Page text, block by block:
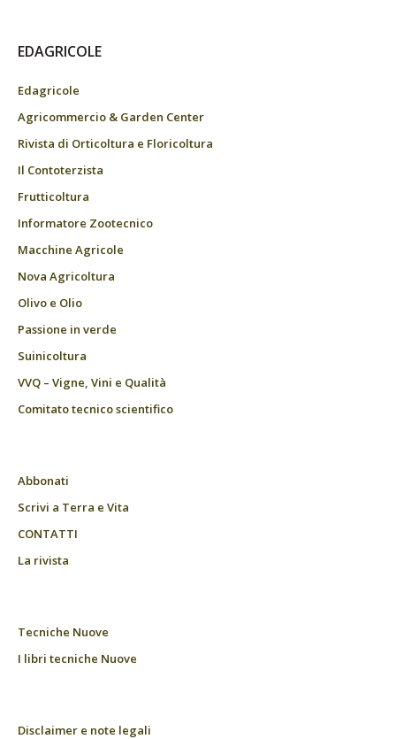
EDAGRICOLE
Edagricole
Agricommercio & Garden Center
Rivista di Orticoltura e Floricoltura
Il Contoterzista
Frutticoltura
Informatore Zootecnico
Macchine Agricole
Nova Agricoltura
Olivo e Olio
Passione in verde
Suinicoltura
VVQ – Vigne, Vini e Qualità
Comitato tecnico scientifico
Abbonati
Scrivi a Terra e Vita
CONTATTI
La rivista
Tecniche Nuove
I libri tecniche Nuove
Disclaimer e note legali